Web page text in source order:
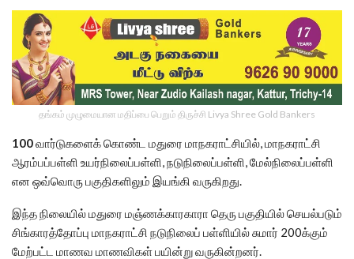
தங்கம் முழுமையான மதிப்பை பெறும் திருச்சி Livya Shree Gold Bankers
100வார்டுகளைக் கொண்ட மதுரை மாநகராட்சியில், மாநகராட்சி
ஆரம்பப்பள்ளி உயர்நிலைப்பள்ளி, நடுநிலைப்பள்ளி, மேல்நிலைப்பள்ளி
என ஒவ்வொரு பகுதிகளிலும் இயங்கி வருகிறது.
இந்த நிலையில் மதுரை மஞ்ணக்காரகாரா தெரு பகுதியில் செயல்படும்
சிங்காரத்தோப்பு மாநகராட்சி நடுநிலைப் பள்ளியில் சுமார் 200க்கும்
மேற்பட்ட மாணவ மாணவிகள் பயின்று வருகின்றனர்.